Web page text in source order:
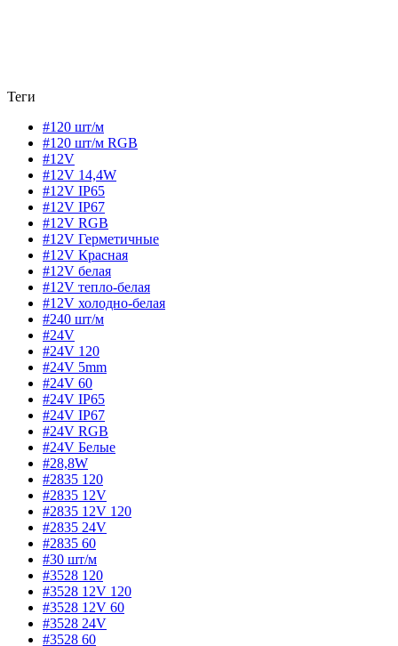
Теги
#120 шт/м
#120 шт/м RGB
#12V
#12V 14,4W
#12V IP65
#12V IP67
#12V RGB
#12V Герметичные
#12V Красная
#12V белая
#12V тепло-белая
#12V холодно-белая
#240 шт/м
#24V
#24V 120
#24V 5mm
#24V 60
#24V IP65
#24V IP67
#24V RGB
#24V Белые
#28,8W
#2835 120
#2835 12V
#2835 12V 120
#2835 24V
#2835 60
#30 шт/м
#3528 120
#3528 12V 120
#3528 12V 60
#3528 24V
#3528 60